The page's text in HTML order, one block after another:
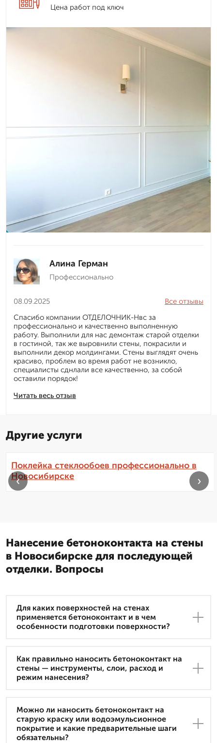
Цена работ под ключ
Алина Герман
Профессионально
08.09.2025
Читать весь отзыв
Все отзывы
Спасибо компании ОТДЕЛОЧНИК-Нвс за
профессионально и качественно выполненную
работу. Выполнили для нас демонтаж старой отделки
в гостиной, так же выровнили стены, покрасили и
выполнили декор молдингами. Стены выглядят очень
красиво, проблем во время работ не возникло,
специалисты сднлали все качественно, за собой
оставили порядок!
Другие услуги
Поклейка стеклообоев профессионально в
Новосибирске
‹ ›
Нанесение бетоноконтакта на стены
в Новосибирске для последующей
отделки. Вопросы
Для каких поверхностей на стенах
применяется бетоноконтакт и в чем
особенности подготовки поверхности?
Как правильно наносить бетоноконтакт на
стены — инструменты, слои, расход и
режим нанесения?
Можно ли наносить бетоноконтакт на
старую краску или водоэмульсионное
покрытие и какие предварительные шаги
обязательны?